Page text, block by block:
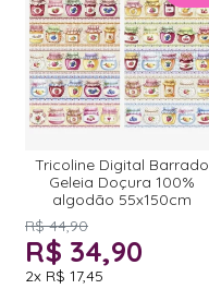
Tricoline Digital Barrado
Geleia Doçura 100%
algodão 55x150cm
R$ 44,90
R$ 34,90
2x R$ 17,45